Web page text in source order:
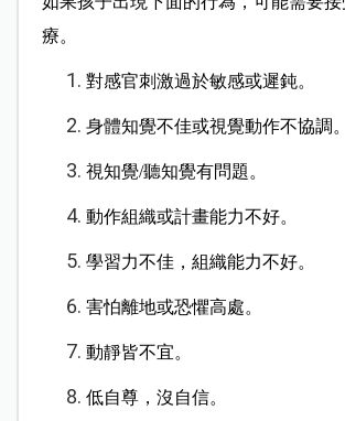
療。
對感官刺激過於敏感或遲鈍。
身體知覺不佳或視覺動作不協調。
視知覺/聽知覺有問題。
動作組織或計畫能力不好。
學習力不佳，組織能力不好。
害怕離地或恐懼高處。
動靜皆不宜。
低自尊，沒自信。